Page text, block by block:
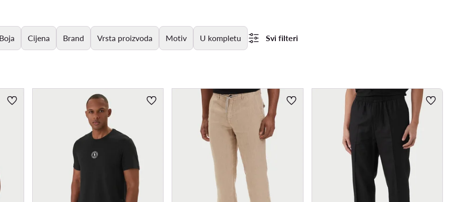
Boja Cijena Brand Vrsta proizvoda Motiv U kompletu Svi filteri